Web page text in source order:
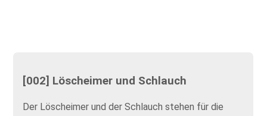
[002] Löscheimer und Schlauch
Der Löscheimer und der Schlauch stehen für die